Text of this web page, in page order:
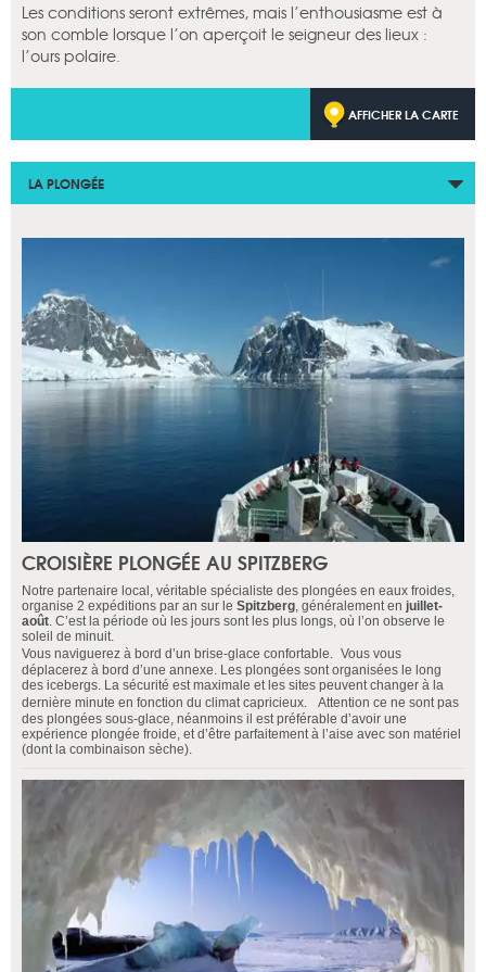
Les conditions seront extrêmes, mais l’enthousiasme est à
son comble lorsque l’on aperçoit le seigneur des lieux :
l’ours polaire.
AFFICHER LA CARTE
LA PLONGÉE
CROISIÈRE PLONGÉE AU SPITZBERG
Notre partenaire local, véritable spécialiste des plongées en eaux froides,
organise 2 expéditions par an sur le Spitzberg, généralement en juillet-
août. C’est la période où les jours sont les plus longs, où l’on observe le
soleil de minuit.
Vous naviguerez à bord d’un brise-glace confortable. Vous vous
déplacerez à bord d’une annexe. Les plongées sont organisées le long
des icebergs. La sécurité est maximale et les sites peuvent changer à la
dernière minute en fonction du climat capricieux. Attention ce ne sont pas
des plongées sous-glace, néanmoins il est préférable d’avoir une
expérience plongée froide, et d’être parfaitement à l’aise avec son matériel
(dont la combinaison sèche).